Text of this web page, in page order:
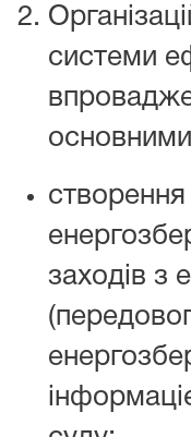
системи
створення
заходів з